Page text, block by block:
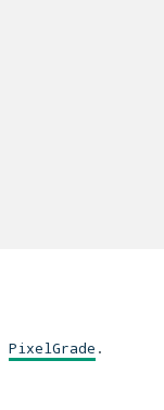
PixelGrade .